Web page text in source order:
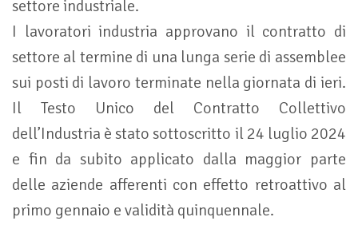
settore industriale.
I lavoratori industria approvano il contratto di
settore al termine di una lunga serie di assemblee
sui posti di lavoro terminate nella giornata di ieri.
Il Testo Unico del Contratto Collettivo
dell’Industria è stato sottoscritto il 24 luglio 2024
e fin da subito applicato dalla maggior parte
delle aziende afferenti con effetto retroattivo al
primo gennaio e validità quinquennale.